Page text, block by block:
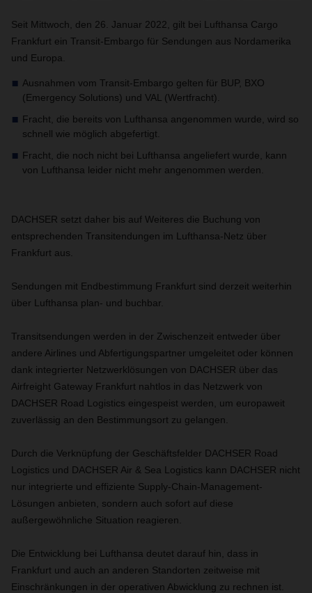
Seit Mittwoch, den 26. Januar 2022, gilt bei Lufthansa Cargo
Frankfurt ein Transit-Embargo für Sendungen aus Nordamerika
und Europa.
Ausnahmen vom Transit-Embargo gelten für BUP, BXO
(Emergency Solutions) und VAL (Wertfracht).
Fracht, die bereits von Lufthansa angenommen wurde, wird so
schnell wie möglich abgefertigt.
Fracht, die noch nicht bei Lufthansa angeliefert wurde, kann
von Lufthansa leider nicht mehr angenommen werden.
DACHSER setzt daher bis auf Weiteres die Buchung von
entsprechenden Transitendungen im Lufthansa-Netz über
Frankfurt aus.
Sendungen mit Endbestimmung Frankfurt sind derzeit weiterhin
über Lufthansa plan- und buchbar.
Transitsendungen werden in der Zwischenzeit entweder über
andere Airlines und Abfertigungspartner umgeleitet oder können
dank integrierter Netzwerklösungen von DACHSER über das
Airfreight Gateway Frankfurt nahtlos in das Netzwerk von
DACHSER Road Logistics eingespeist werden, um europaweit
zuverlässig an den Bestimmungsort zu gelangen.
Durch die Verknüpfung der Geschäftsfelder DACHSER Road
Logistics und DACHSER Air & Sea Logistics kann DACHSER nicht
nur integrierte und effiziente Supply-Chain-Management-
Lösungen anbieten, sondern auch sofort auf diese
außergewöhnliche Situation reagieren.
Die Entwicklung bei Lufthansa deutet darauf hin, dass in
Frankfurt und auch an anderen Standorten zeitweise mit
Einschränkungen in der operativen Abwicklung zu rechnen ist.